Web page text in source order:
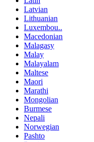
Latvian
Lithuanian
Luxembou..
Macedonian
Malagasy
Malay
Malayalam
Maltese
Maori
Marathi
Mongolian
Burmese
Nepali
Norwegian
Pashto